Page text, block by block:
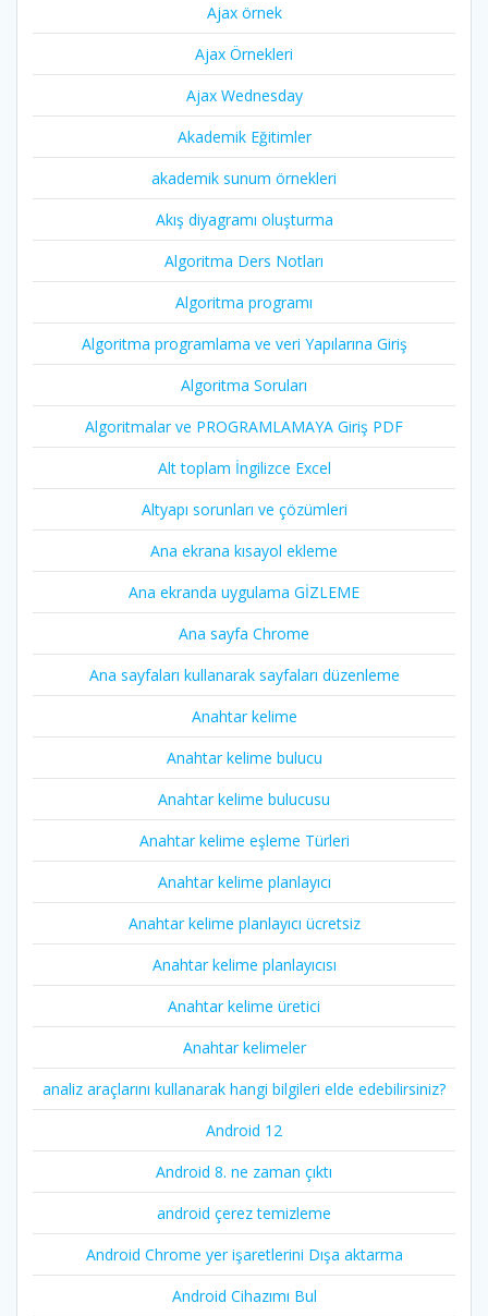
Ajax örnek
Ajax Örnekleri
Ajax Wednesday
Akademik Eğitimler
akademik sunum örnekleri
Akış diyagramı oluşturma
Algoritma Ders Notları
Algoritma programı
Algoritma programlama ve veri Yapılarına Giriş
Algoritma Soruları
Algoritmalar ve PROGRAMLAMAYA Giriş PDF
Alt toplam İngilizce Excel
Altyapı sorunları ve çözümleri
Ana ekrana kısayol ekleme
Ana ekranda uygulama GİZLEME
Ana sayfa Chrome
Ana sayfaları kullanarak sayfaları düzenleme
Anahtar kelime
Anahtar kelime bulucu
Anahtar kelime bulucusu
Anahtar kelime eşleme Türleri
Anahtar kelime planlayıcı
Anahtar kelime planlayıcı ücretsiz
Anahtar kelime planlayıcısı
Anahtar kelime üretici
Anahtar kelimeler
analiz araçlarını kullanarak hangi bilgileri elde edebilirsiniz?
Android 12
Android 8. ne zaman çıktı
android çerez temizleme
Android Chrome yer işaretlerini Dışa aktarma
Android Cihazımı Bul